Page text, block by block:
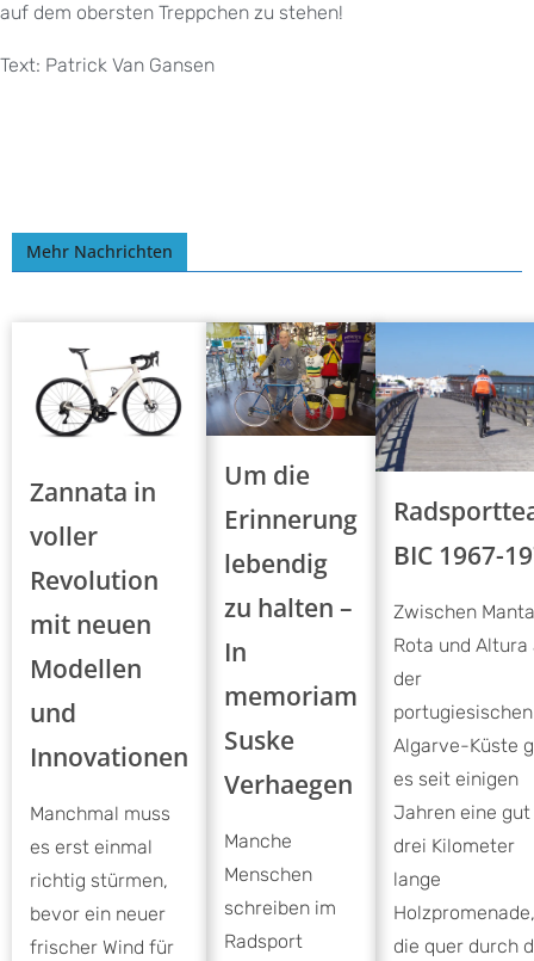
auf dem obersten Treppchen zu stehen!
Text: Patrick Van Gansen
Mehr Nachrichten
Zannata in
voller
Revolution
mit neuen
Modellen
und
Innovationen
Manchmal muss
es erst einmal
richtig stürmen,
bevor ein neuer
frischer Wind für
Um die
Erinnerung
lebendig
zu halten –
In
memoriam
Suske
Verhaegen
Manche
Menschen
schreiben im
Radsport
BIC 1967-
Zwischen Manta
Rota und Altura
der
portugiesischen
Algarve-Küste
es seit einigen
Jahren eine gut
drei Kilometer
lange
Holzpromenade,
die quer durch